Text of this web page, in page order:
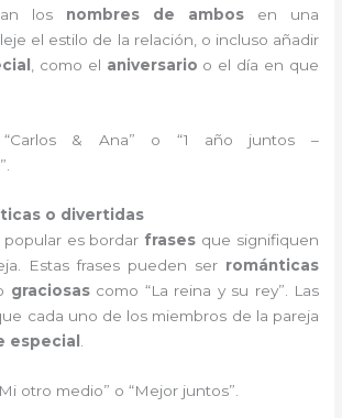
los nombres de ambosen una
el estilo de la relación, o incluso añadir
, como el aniversario o el día en que
& Ana” o “1 año juntos –
o divertidas
es bordar frases que signifiquen
Estas frases pueden ser románticas
graciosascomo “La reina y su rey”. Las
cada uno de los miembros de la pareja
especial
otro medio” o “Mejor juntos”.